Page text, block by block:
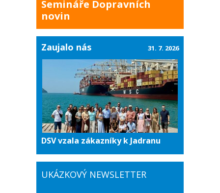
Semináře Dopravních
novin
Zaujalo nás
DSV vzala zákazníky k Jadranu
31. 7. 2026
UKÁZKOVÝ NEWSLETTER